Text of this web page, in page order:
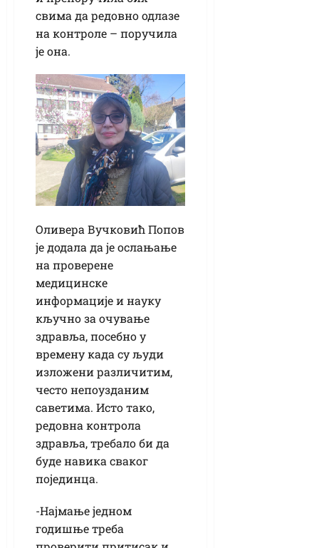
свима да редовно одлазе
на контроле – поручила
је она.
Оливера Вучковић Попов
је додала да је ослањање
на проверене
медицинске
информације и науку
кључно за очување
здравља, посебно у
времену када су људи
изложени различитим,
често непоузданим
саветима. Исто тако,
редовна контрола
здравља, требало би да
буде навика сваког
појединца.
-Најмање једном
годишње треба